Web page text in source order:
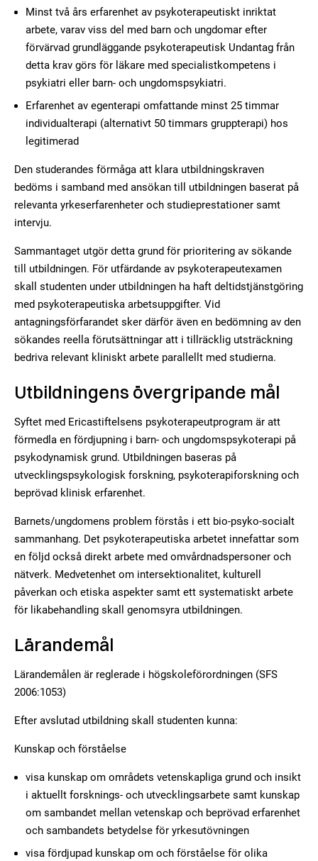
Minst två års erfarenhet av psykoterapeutiskt inriktat
arbete, varav viss del med barn och ungdomar efter
förvärvad grundläggande psykoterapeutisk Undantag från
detta krav görs för läkare med specialistkompetens i
psykiatri eller barn- och ungdomspsykiatri.
Erfarenhet av egenterapi omfattande minst 25 timmar
individualterapi (alternativt 50 timmars gruppterapi) hos
legitimerad
Den studerandes förmåga att klara utbildningskraven
bedöms i samband med ansökan till utbildningen baserat på
relevanta yrkeserfarenheter och studieprestationer samt
intervju.
Sammantaget utgör detta grund för prioritering av sökande
till utbildningen. För utfärdande av psykoterapeutexamen
skall studenten under utbildningen ha haft deltidstjänstgöring
med psykoterapeutiska arbetsuppgifter. Vid
antagningsförfarandet sker därför även en bedömning av den
sökandes reella förutsättningar att i tillräcklig utsträckning
bedriva relevant kliniskt arbete parallellt med studierna.
Utbildningens övergripande mål
Syftet med Ericastiftelsens psykoterapeutprogram är att
förmedla en fördjupning i barn- och ungdomspsykoterapi på
psykodynamisk grund. Utbildningen baseras på
utvecklingspsykologisk forskning, psykoterapiforskning och
beprövad klinisk erfarenhet.
Barnets/ungdomens problem förstås i ett bio-psyko-socialt
sammanhang. Det psykoterapeutiska arbetet innefattar som
en följd också direkt arbete med omvårdnadspersoner och
nätverk. Medvetenhet om intersektionalitet, kulturell
påverkan och etiska aspekter samt ett systematiskt arbete
för likabehandling skall genomsyra utbildningen.
Lärandemål
Lärandemålen är reglerade i högskoleförordningen (SFS
2006:1053)
Efter avslutad utbildning skall studenten kunna:
Kunskap och förståelse
visa kunskap om områdets vetenskapliga grund och insikt
i aktuellt forsknings- och utvecklingsarbete samt kunskap
om sambandet mellan vetenskap och beprövad erfarenhet
och sambandets betydelse för yrkesutövningen
visa fördjupad kunskap om och förståelse för olika